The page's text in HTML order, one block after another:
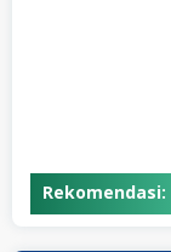
Rekomendasi:
PT Gunung